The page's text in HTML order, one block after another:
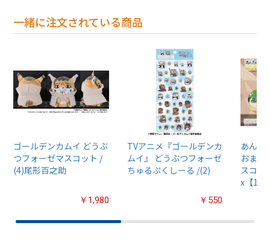
一緒に注文されている商品
ゴールデンカムイ どうぶ
つフォーゼマスコット /
(4)尾形百之助
￥1,980
TVアニメ『ゴールデンカ
ムイ』 どうぶつフォーゼ
ちゅるぷくしーる /(2)
￥550
あんさ
おまん
スコッ
x【